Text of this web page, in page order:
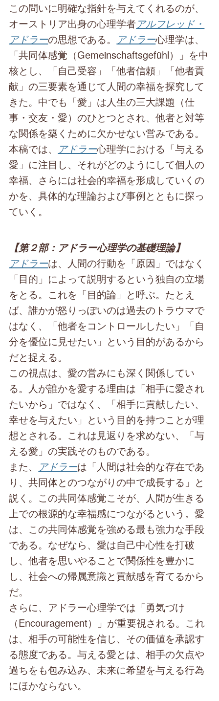
この問いに明確な指針を与えてくれるのが、
オーストリア出身の心理学者アルフレッド・
アドラーの思想である。 アドラー心理学は、
「共同体感覚（Gemeinschaftsgefühl）」を中
核とし、「自己受容」「他者信頼」「他者貢
献」の三要素を通じて人間の幸福を探究して
きた。中でも「愛」は人生の三大課題（仕
事・交友・愛）のひとつとされ、他者と対等
な関係を築くために欠かせない営みである。
本稿では、
アドラー心理学における「与える
愛」に注目し、それがどのようにして個人の
幸福、さらには社会的幸福を形成していくの
かを、具体的な理論および事例とともに探っ
ていく。
【第２部：アドラー心理学の基礎理論】
アドラーは、人間の行動を「原因」ではなく
「目的」によって説明するという独自の立場
をとる。これを「目的論」と呼ぶ。たとえ
ば、誰かが怒りっぽいのは過去のトラウマで
はなく、「他者をコントロールしたい」「自
分を優位に見せたい」という目的があるから
だと捉える。
この視点は、愛の営みにも深く関係してい
る。人が誰かを愛する理由は「相手に愛され
たいから」ではなく、「相手に貢献したい、
幸せを与えたい」という目的を持つことが理
想とされる。これは見返りを求めない、「与
える愛」の実践そのものである。
また、
アドラーは「人間は社会的な存在であ
り、共同体とのつながりの中で成長する」と
説く。この共同体感覚こそが、人間が生きる
上での根源的な幸福感につながるという。愛
は、この共同体感覚を強める最も強力な手段
である。なぜなら、愛は自己中心性を打破
し、他者を思いやることで関係性を豊かに
し、社会への帰属意識と貢献感を育てるから
だ。
さらに、アドラー心理学では「勇気づけ
（Encouragement）」が重要視される。これ
は、相手の可能性を信じ、その価値を承認す
る態度である。与える愛とは、相手の欠点や
過ちをも包み込み、未来に希望を与える行為
にほかならない。